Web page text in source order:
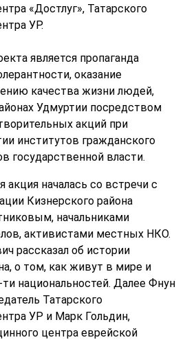
«Достлуг», Татарского
УР.
является пропаганда
оказание
качества жизни людей,
Удмуртии посредством
акций при
институтов гражданского
государственной власти.
акция началась со встречи с
Кизнерского района
начальниками
активистами местных НКО.
рассказал об истории
о том, как живут в мире и
ти национальностей. Далее Фнун
Татарского
УР и Марк Гольдин,
центра еврейской